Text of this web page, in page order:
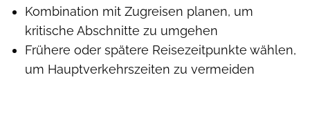
Kombination mit Zugreisen planen, um
kritische Abschnitte zu umgehen
Frühere oder spätere Reisezeitpunkte wählen,
um Hauptverkehrszeiten zu vermeiden